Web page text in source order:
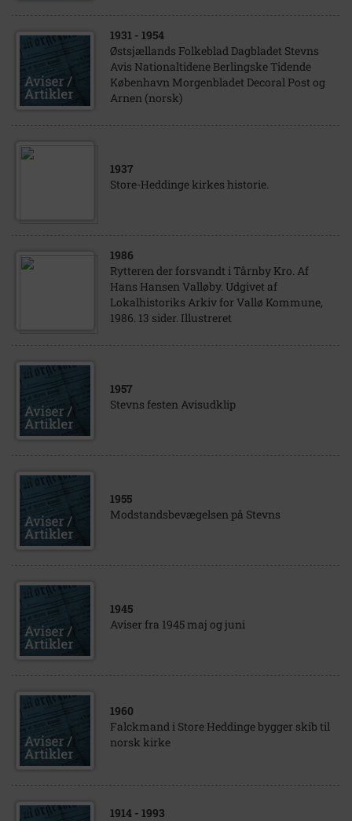
1931 - 1954
Østsjællands Folkeblad Dagbladet Stevns
Avis Nationaltidene Berlingske Tidende
København Morgenbladet Decoral Post og
Arnen (norsk)
1937
Store-Heddinge kirkes historie.
1986
Rytteren der forsvandt i Tårnby Kro. Af
Hans Hansen Valløby. Udgivet af
Lokalhistoriks Arkiv for Vallø Kommune,
1986. 13 sider. Illustreret
1957
Stevns festen Avisudklip
1955
Modstandsbevægelsen på Stevns
1945
Aviser fra 1945 maj og juni
1960
Falckmand i Store Heddinge bygger skib til
norsk kirke
1914 - 1993